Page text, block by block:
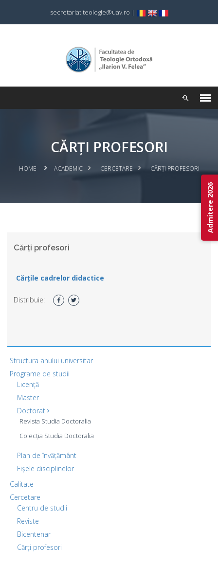
secretariat.teologie@uav.ro |
CĂRȚI PROFESORI
HOME ACADEMIC CERCETARE CĂRȚI PROFESORI
Cărți profesori
Cărțile cadrelor didactice
Distribuie:
Structura anului universitar
Programe de studii
Licență
Master
Doctorat
Revista Studia Doctoralia
Colecția Studia Doctoralia
Plan de învățământ
Fișele disciplinelor
Calitate
Cercetare
Centru de studii
Reviste
Bicentenar
Cărți profesori
Admitere 2026